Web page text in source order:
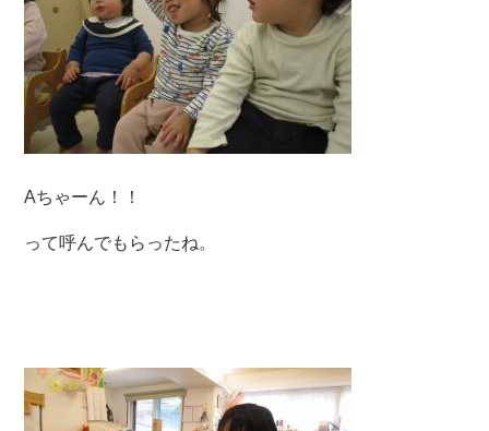
Aちゃーん！！
って呼んでもらったね。